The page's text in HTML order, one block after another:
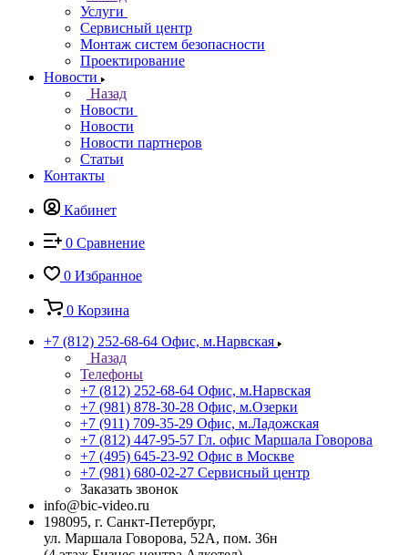
Услуги
Сервисный центр
Монтаж систем безопасности
Проектирование
Новости
Назад
Новости
Новости
Новости партнеров
Статьи
Контакты
Кабинет
0 Сравнение
0 Избранное
0 Корзина
+7 (812) 252-68-64 Офис, м.Нарвская
Назад
Телефоны
+7 (812) 252-68-64 Офис, м.Нарвская
+7 (981) 878-30-28 Офис, м.Озерки
+7 (911) 709-35-29 Офис, м.Ладожская
+7 (812) 447-95-57 Гл. офис Маршала Говорова
+7 (495) 645-23-92 Офис в Москве
+7 (981) 680-02-27 Сервисный центр
Заказать звонок
info@bic-video.ru
198095, г. Санкт-Петербург,
ул. Маршала Говорова, 52А, пом. 36н